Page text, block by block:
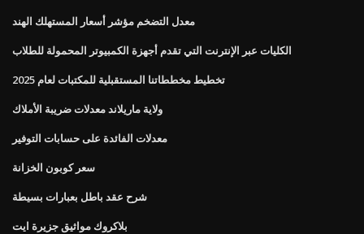
معدل التضخم مؤشر أسعار المستهلك الهند
الكليات عبر الإنترنت التي تقدم أجهزة الكمبيوتر المحمولة للطلاب
تخطيط مخططاتنا المستقبلية للمكتبات لعام 2025
ولاية ماريلاند معدلات ضريبة الأملاك
معدلات الفائدة على حسابات التوفير
سعر كوبون الخزانة
شرح عقد باطل بعبارات بسيطة
بلاكروك مواثيق جزيرة ايت